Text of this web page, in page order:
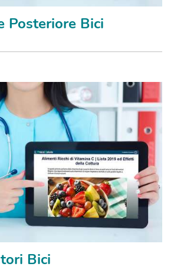
Posteriore Bici
Bici